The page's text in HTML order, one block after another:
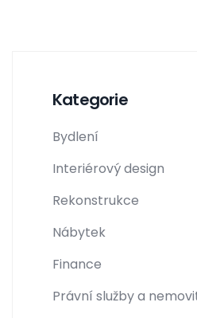
Kategorie
Bydlení
Interiérový design
Rekonstrukce
Nábytek
Finance
Právní služby a